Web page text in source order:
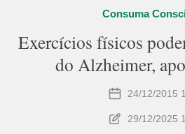
Consuma
Exercícios físicos
do Alzheimer,
24/12/2015
29/12/2025